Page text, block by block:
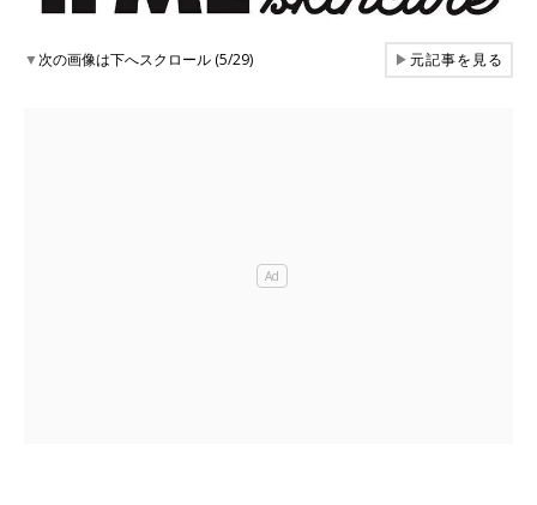
▼次の画像は下へスクロール (5/29) ▶元記事を見る